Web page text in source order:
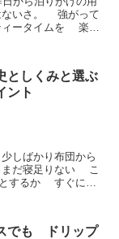
しくみと選ぶ
ント
すぐにで
でも ドリップ